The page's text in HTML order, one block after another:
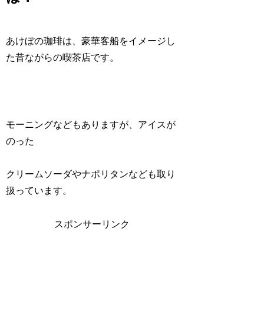
あけぼの珈琲は、豪華客船をイメージし
た昔ながらの喫茶店です。
モーニングなどもありますが、アイスが
のった
クリームソーダやナポリタンなども取り
扱っています。
スポンサーリンク